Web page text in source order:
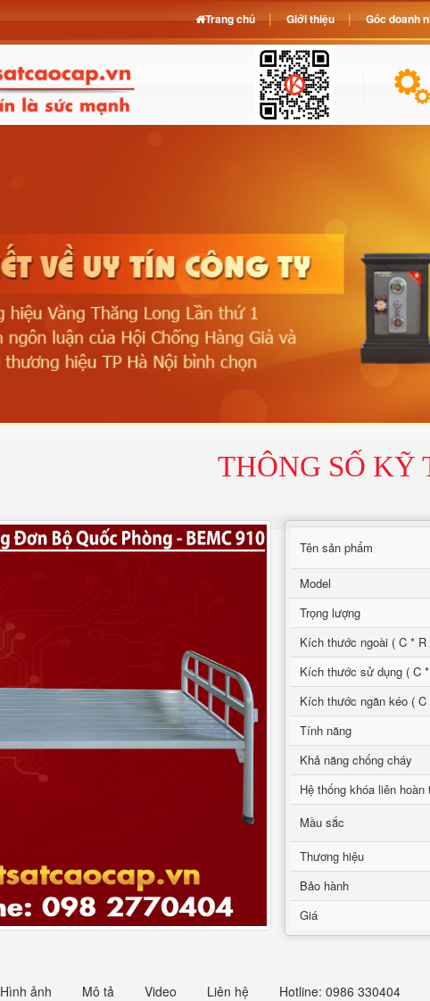
THÔNG SỐ KỸ
Tên sản phẩm
Model
Trọng lượng
Kích thước ngoài ( C *
Kích thước sử dụng ( C
Kích thước ngăn kéo (
Tính năng
Khả năng chống cháy
Hệ thống khóa liên hoàn
Mầu sắc
Thương hiệu
Bảo hành
Giá
Hình ảnh Mô tả Video Liên hệ Hotline: 0986 330404
Trang chủ Giới thiệu Góc doanh